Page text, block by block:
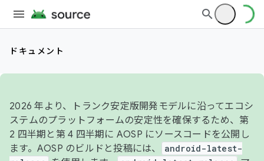
ドキュメント
2026 年より、トランク安定版開発モデルに沿ってエコシ
ステムのプラットフォームの安定性を確保するため、第
2 四半期と第 4 四半期に AOSP にソースコードを公開し
ます。AOSP のビルドと投稿には、
android-latest-